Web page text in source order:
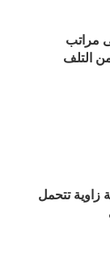
مراتب
التلف
زاوية تتحمل